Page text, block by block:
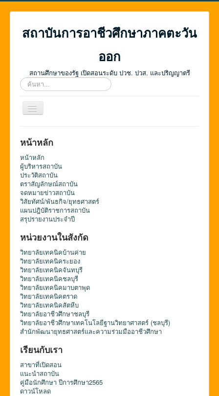
สถาบันการอาชีวศึกษาภาคตะวัน
ออก
สถานศึกษาของรัฐ เปิดสอนระดับ ปวช. ปวส. และปริญญาตรี
ค้นหา...
สลับ
เน
ชั่น
หน้าหลัก
หน้าหลัก
ผู้บริหารสถาบัน
ประวัติสถาบัน
ตราสัญลักษณ์สถาบัน
จดหมายข่าวสถาบัน
วิสัยทัศน์/พันธกิจ/ยุทธศาสตร์
แผนปฎิบัติราชการสถาบัน
สรุปรายงานประจำปี
หน่วยงานในสังกัด
วิทยาลัยเทคนิคบ้านค่าย
วิทยาลัยเทคนิคระยอง
วิทยาลัยเทคนิคจันทบุรี
วิทยาลัยเทคนิคชลบุรี
วิทยาลัยเทคนิคมาบตาพุด
วิทยาลัยเทคนิคตราด
วิทยาลัยเทคนิคสัตหีบ
วิทยาลัยอาชีวศึกษาชลบุรี
วิทยาลัยอาชีวศึกษาเทคโนโลยีฐานวิทยาศาสตร์ (ชลบุรี)
สำนักพัฒนายุทธศาสตร์และความร่วมมืออาชีวศึกษา
เรียนกับเรา
สาขาที่เปิดสอน
แนะนำสถาบัน
คู่มือนักศึกษา ปีการศึกษา2565
ดาวน์โหลด